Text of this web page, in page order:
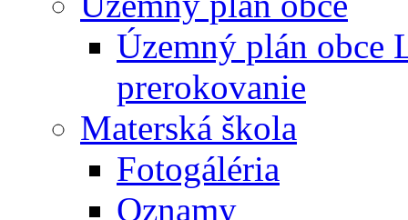
Územný plán obce
prerokovanie
Materská škola
Fotogáléria
Oznamy